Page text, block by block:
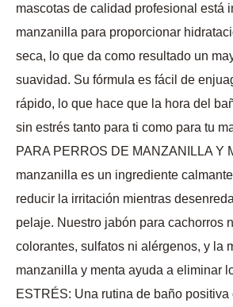
mascotas de calidad profesional está
manzanilla para proporcionar
seca, lo que da como resultado un
suavidad. Su fórmula es fácil de
rápido, lo que hace que la hora del
sin estrés tanto para ti como para tu
PARA PERROS DE MANZANILLA Y
manzanilla es un ingrediente
reducir la irritación mientras
pelaje. Nuestro jabón para cachorros
colorantes, sulfatos ni alérgenos, y la
manzanilla y menta ayuda a eliminar
ESTRÉS: Una rutina de baño positiva